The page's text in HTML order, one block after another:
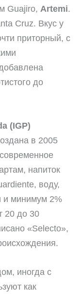
Guajiro, Artemi.
Cruz. Вкус у
приторный, с
до
(IGP)
в 2005
напиток
воду,
и минимум 2%
20 до 30
«Selecto»,
иногда с
как